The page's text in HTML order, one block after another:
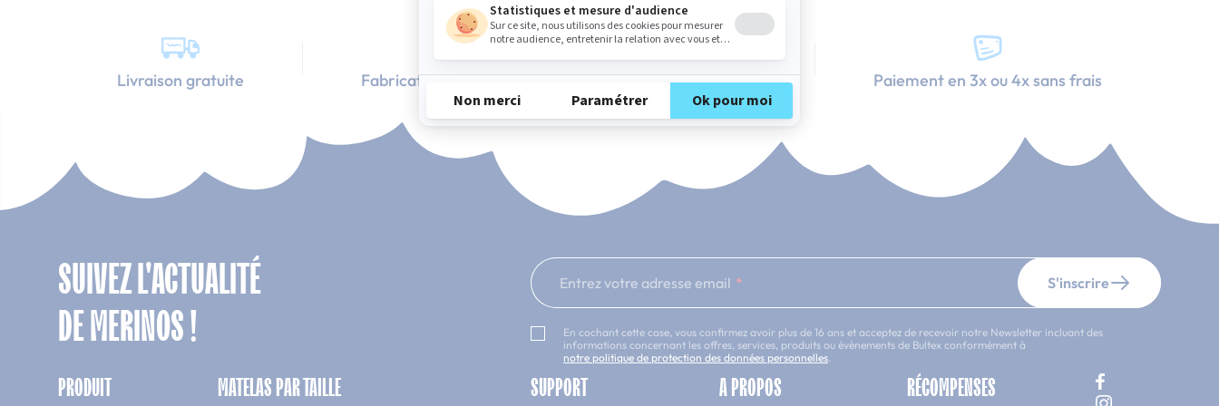
Livraison gratuite Fabrication Française 101 nuits d'essai* Paiement en 3x ou 4x sans frais
SUIVEZ L'ACTUALITÉ
DE MERINOS !
Entrez votre adresse email S'inscrire
En cochant cette case, vous confirmez avoir plus de 16 ans et acceptez de recevoir notre Newsletter incluant des
informations concernant les offres, services, produits ou évènements de Bultex conformément à
notre politique de protection des données personnelles
PRODUIT MATELAS PAR TAILLE SUPPORT A PROPOS RÉCOMPENSES